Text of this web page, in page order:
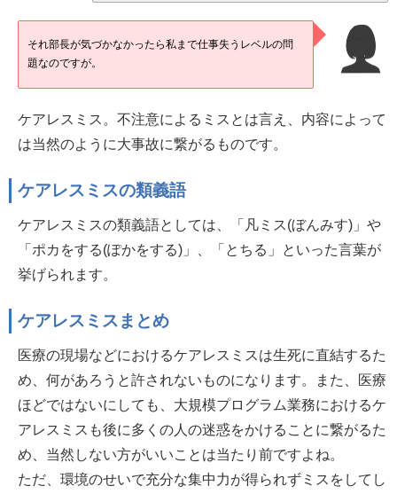
それ部長が気づかなかったら私まで仕事失うレベルの問
題なのですが。
ケアレスミス。不注意によるミスとは言え、内容によって
は当然のように大事故に繋がるものです。
ケアレスミスの類義語
ケアレスミスの類義語としては、「凡ミス(ぼんみす)」や
「ポカをする(ぽかをする)」、「とちる」といった言葉が
挙げられます。
ケアレスミスまとめ
医療の現場などにおけるケアレスミスは生死に直結するた
め、何があろうと許されないものになります。また、医療
ほどではないにしても、大規模プログラム業務におけるケ
アレスミスも後に多くの人の迷惑をかけることに繋がるた
め、当然しない方がいいことは当たり前ですよね。
ただ、環境のせいで充分な集中力が得られずミスをしてし